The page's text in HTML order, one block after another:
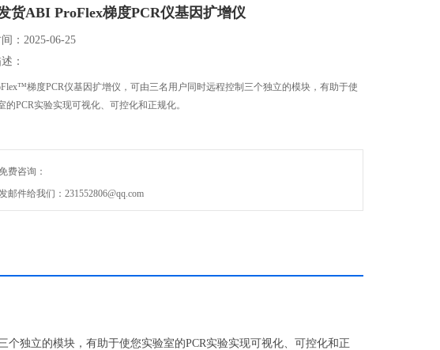
货ABI ProFlex梯度PCR仪基因扩增仪
：2025-06-25
：
梯度PCR仪基因扩增仪，可由三名用户同时远程控制三个独立的模块，有助于使
的PCR实验实现可视化、可控化和正规化。
用—触摸屏界面简化仪器的操作
模块配置—兼容五种加热模块，用以满足加热条件的优化或对通量的需求
有的实验方案—带有热学模拟模式，无需更改程序，轻松实现从老仪器的
费咨询：
邮件给我们：231552806@qq.com
独立的模块，有助于使您实验室的PCR实验实现可视化、可控化和正